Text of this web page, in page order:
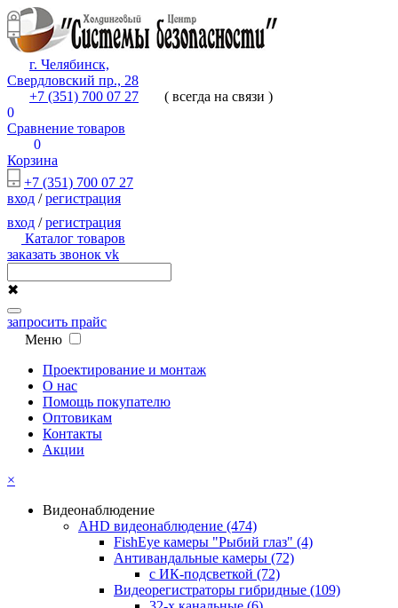
г. Челябинск,
Свердловский пр., 28
+7 (351) 700 07 27
( всегда на связи )
0
Сравнение товаров
0
Корзина
+7 (351) 700 07 27
вход /регистрация
вход /регистрация
Каталог товаров
заказать звонок vk
✖
запросить прайс
Меню
Проектирование и монтаж
О нас
Помощь покупателю
Оптовикам
Контакты
Акции
×
Видеонаблюдение
AHD видеонаблюдение (474)
FishEye камеры "Рыбий глаз" (4)
Антивандальные камеры (72)
с ИК-подсветкой (72)
Видеорегистраторы гибридные (109)